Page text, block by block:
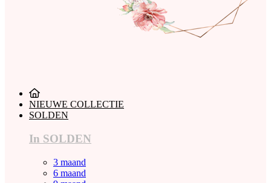
NIEUWE COLLECTIE
SOLDEN
In SOLDEN
3 maand
6 maand